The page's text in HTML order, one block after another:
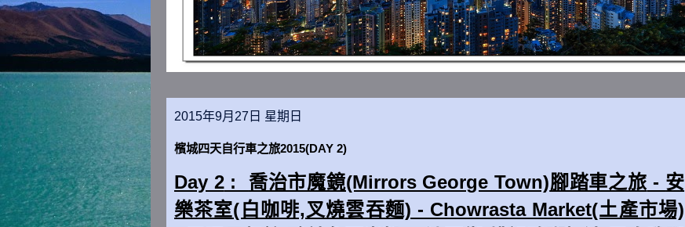
2015年9月27日 星期日
檳城四天自行車之旅2015(DAY 2)
Day 2: 喬治市魔鏡(Mirrors George Town)腳踏車之旅 - 安
樂茶室(白咖啡,叉燒雲吞麵) - Chowrasta Market(土產市場)